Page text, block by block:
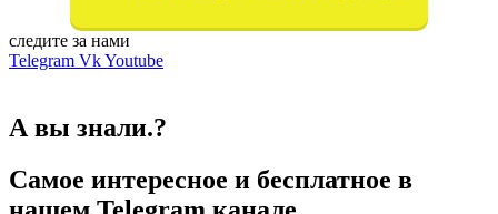
следите за нами
Telegram VkYoutube
А вы знали.?
Самое интересное и бесплатное в